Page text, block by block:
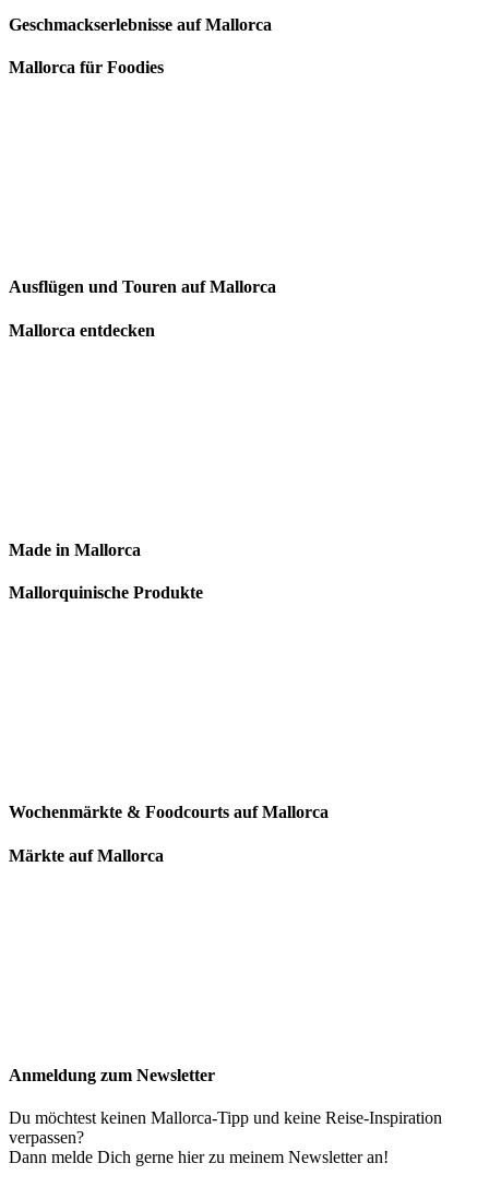
Geschmackserlebnisse auf Mallorca
Mallorca für Foodies
Ausflügen und Touren auf Mallorca
Mallorca entdecken
Made in Mallorca
Mallorquinische Produkte
Wochenmärkte & Foodcourts auf Mallorca
Märkte auf Mallorca
Anmeldung zum Newsletter
Du möchtest keinen Mallorca-Tipp und keine Reise-Inspiration
verpassen?
Dann melde Dich gerne hier zu meinem Newsletter an!